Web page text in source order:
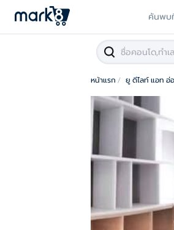
ค้นพบ
หน้าแรก / ยู ดีไลท์ แอท อ่